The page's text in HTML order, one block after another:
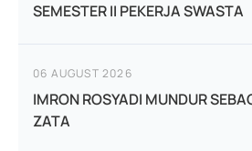
SEMESTER II PEKERJA SWASTA
06 AUGUST 2026
IMRON ROSYADI MUNDUR
ZATA